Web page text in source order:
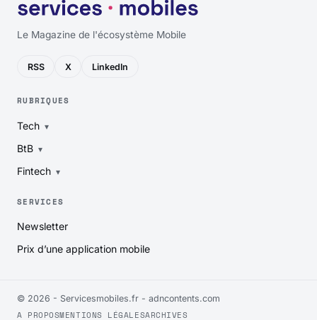
Le Magazine de l'écosystème Mobile
RSS X LinkedIn
RUBRIQUES
Tech
BtB
Fintech
SERVICES
Newsletter
Prix d’une application mobile
© 2026 - Servicesmobiles.fr - adncontents.com
A PROPOSMENTIONS LÉGALESARCHIVES